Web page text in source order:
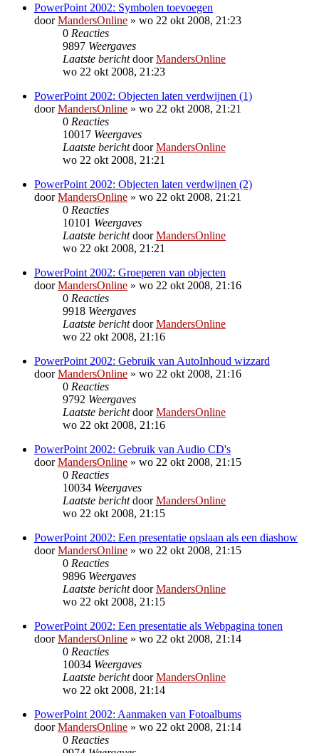
PowerPoint 2002: Symbolen toevoegen
doorMandersOnline » wo 22 okt 2008, 21:23
0 Reacties
9897 Weergaves
Laatste berichtdoorMandersOnline
wo 22 okt 2008, 21:23
PowerPoint 2002: Objecten laten verdwijnen (1)
doorMandersOnline » wo 22 okt 2008, 21:21
0 Reacties
10017 Weergaves
Laatste berichtdoorMandersOnline
wo 22 okt 2008, 21:21
PowerPoint 2002: Objecten laten verdwijnen (2)
doorMandersOnline » wo 22 okt 2008, 21:21
0 Reacties
10101 Weergaves
Laatste berichtdoorMandersOnline
wo 22 okt 2008, 21:21
PowerPoint 2002: Groeperen van objecten
doorMandersOnline » wo 22 okt 2008, 21:16
0 Reacties
9918 Weergaves
Laatste berichtdoorMandersOnline
wo 22 okt 2008, 21:16
PowerPoint 2002: Gebruik van AutoInhoud wizzard
doorMandersOnline » wo 22 okt 2008, 21:16
0 Reacties
9792 Weergaves
Laatste berichtdoorMandersOnline
wo 22 okt 2008, 21:16
PowerPoint 2002: Gebruik van Audio CD's
doorMandersOnline » wo 22 okt 2008, 21:15
0 Reacties
10034 Weergaves
Laatste berichtdoorMandersOnline
wo 22 okt 2008, 21:15
PowerPoint 2002: Een presentatie opslaan als een diashow
doorMandersOnline » wo 22 okt 2008, 21:15
0 Reacties
9896 Weergaves
Laatste berichtdoorMandersOnline
wo 22 okt 2008, 21:15
PowerPoint 2002: Een presentatie als Webpagina tonen
doorMandersOnline » wo 22 okt 2008, 21:14
0 Reacties
10034 Weergaves
Laatste berichtdoorMandersOnline
wo 22 okt 2008, 21:14
PowerPoint 2002: Aanmaken van Fotoalbums
doorMandersOnline » wo 22 okt 2008, 21:14
0 Reacties